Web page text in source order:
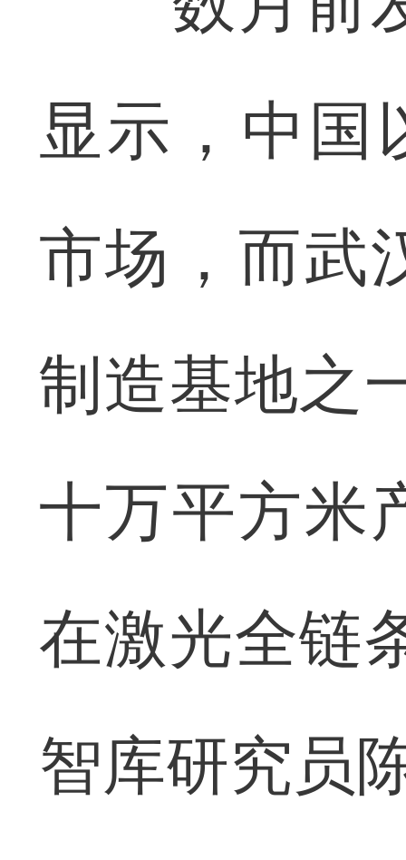
显示，中国
市场，而武
制造基地之
十万平方米
在激光全链
智库研究员